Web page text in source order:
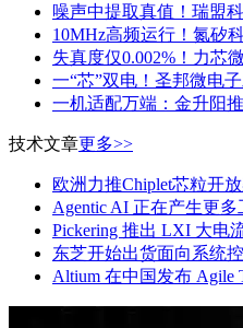
噪声中提取真值！瑞盟
10MHz高频运行！氮矽
失真度仅0.002%！力芯
一“芯”双电！圣邦微电
一机适配万端：金升阳
技术文章更多>>
欧洲力推Chiplet芯粒开
Agentic AI 正在产生更
Pickering 推出 LXI 大电
东芝开始出货面向系统
Altium 在中国发布 Agile